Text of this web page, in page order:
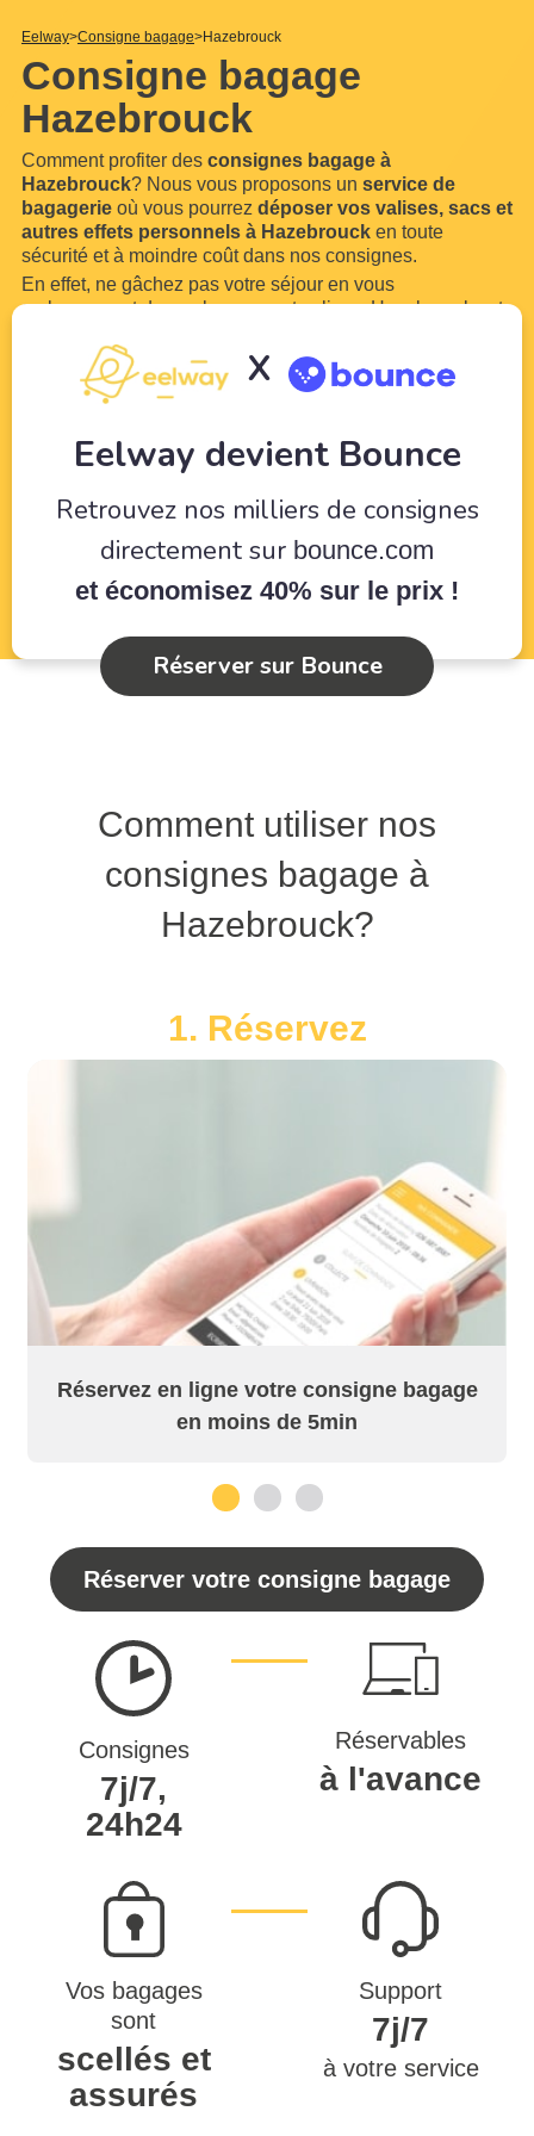
Eelway Consigne bagage Hazebrouck
Consigne bagage
Hazebrouck
Comment profiter des consignes bagage à
Hazebrouck? Nous vous proposons un service de
bagagerie où vous pourrez déposer vos valises, sacs et
autres effets personnels à Hazebrouck en toute
sécurité et à moindre coût dans nos consignes.
En effet, ne gâchez pas votre séjour en vous
embarrassant de vos bagages et valises. Hazebrouck est
Eelway, confiez vos bagages à des professionnels du
tourisme. Libérez-vous de vos bagages pour pouvoir
Lire plus
X
Eelway devient Bounce
Retrouvez nos milliers de consignes
directement sur bounce.com
et économisez 40% sur le prix !
Réserver sur Bounce
Comment utiliser nos
consignes bagage à
Hazebrouck?
1. Réservez
Réservez en ligne votre consigne bagage
en moins de 5min
Réserver votre consigne bagage
Consignes
7j/7,
24h24
Réservables
à l'avance
Vos bagages
sont
scellés et
assurés
Support
7j/7
à votre service